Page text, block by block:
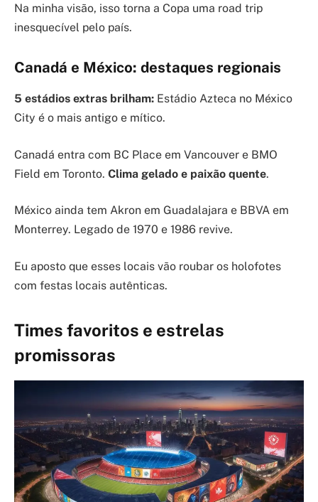
Na minha visão, isso torna a Copa uma road trip
inesquecível pelo país.
Canadá e México: destaques regionais
5 estádios extras brilham: Estádio Azteca no México
City é o mais antigo e mítico.
Canadá entra com BC Place em Vancouver e BMO
Field em Toronto. Clima gelado e paixão quente.
México ainda tem Akron em Guadalajara e BBVA em
Monterrey. Legado de 1970 e 1986 revive.
Eu aposto que esses locais vão roubar os holofotes
com festas locais autênticas.
Times favoritos e estrelas
promissoras